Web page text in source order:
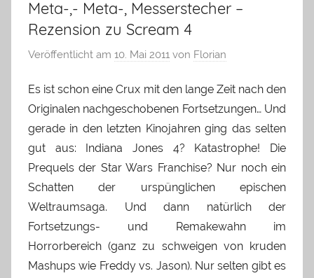
Meta-,- Meta-, Messerstecher –
Rezension zu Scream 4
Veröffentlicht am 10. Mai 2011 von Florian
Es ist schon eine Crux mit den lange Zeit nach den
Originalen nachgeschobenen Fortsetzungen… Und
gerade in den letzten Kinojahren ging das selten
gut aus: Indiana Jones 4? Katastrophe! Die
Prequels der Star Wars Franchise? Nur noch ein
Schatten der urspünglichen epischen
Weltraumsaga. Und dann natürlich der
Fortsetzungs- und Remakewahn im
Horrorbereich (ganz zu schweigen von kruden
Mashups wie Freddy vs. Jason). Nur selten gibt es